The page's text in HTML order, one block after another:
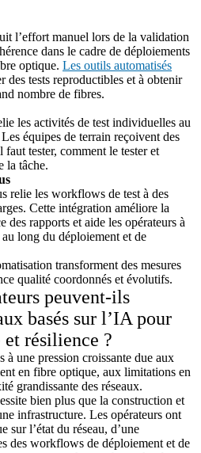
l’effort manuel lors de la validation
dans le cadre de déploiements
optique. Les outils automatisés
des tests reproductibles et à obtenir
nombre de fibres.
les activités de test individuelles au
équipes de terrain reçoivent des
tester, comment le tester et
la tâche.
relie les workflows de test à des
Cette intégration améliore la
rapports et aide les opérateurs à
long du déploiement et de
transforment des mesures
qualité coordonnés et évolutifs.
peuvent-ils
basés sur l’IA pour
résilience ?
à une pression croissante due aux
en fibre optique, aux limitations en
grandissante des réseaux.
bien plus que la construction et
infrastructure. Les opérateurs ont
sur l’état du réseau, d’une
des workflows de déploiement et de